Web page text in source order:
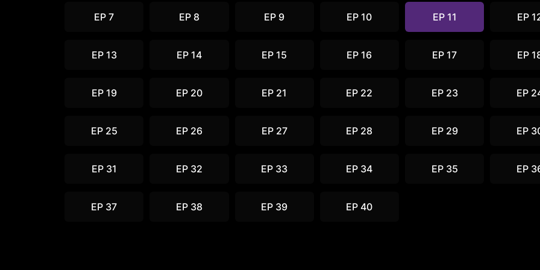
EP 7 EP 8 EP 9 EP 10 EP 11 EP
EP 13 EP 14 EP 15 EP 16 EP 17 EP
EP 19 EP 20 EP 21 EP 22 EP 23 EP
EP 25 EP 26 EP 27 EP 28 EP 29 EP
EP 31 EP 32 EP 33 EP 34 EP 35 EP
EP 37 EP 38 EP 39 EP 40